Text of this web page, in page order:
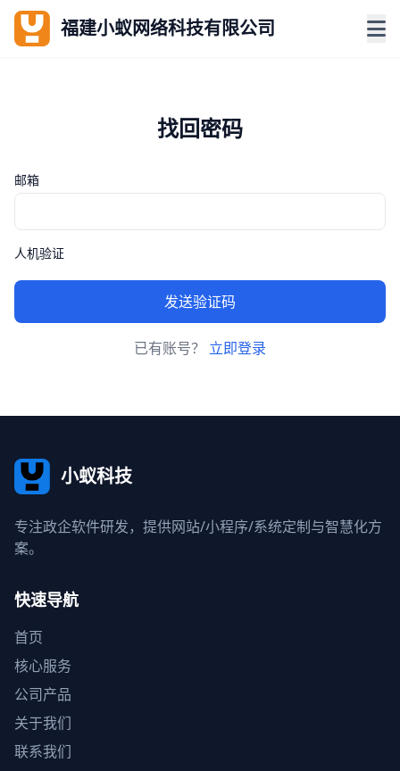
福建小蚁网络科技有限公司
找回密码
邮箱
人机验证
发送验证码
已有账号？ 立即登录
小蚁科技
专注政企软件研发，提供网站/小程序/系统定制与智慧化方
案。
快速导航
首页
核心服务
公司产品
关于我们
联系我们